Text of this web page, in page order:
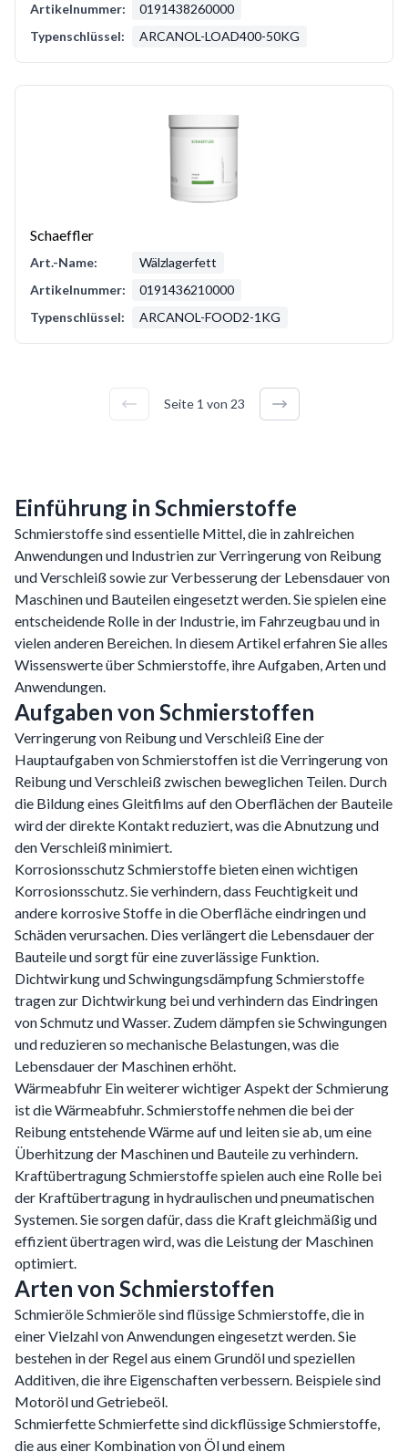
Artikelnummer:
0191438260000
Typenschlüssel:
ARCANOL-LOAD400-50KG
Schaeffler
Art.-Name:
Wälzlagerfett
Artikelnummer:
0191436210000
Typenschlüssel:
ARCANOL-FOOD2-1KG
Seite 1 von 23
Einführung in Schmierstoffe
Schmierstoffe sind essentielle Mittel, die in zahlreichen
Anwendungen und Industrien zur Verringerung von Reibung
und Verschleiß sowie zur Verbesserung der Lebensdauer von
Maschinen und Bauteilen eingesetzt werden. Sie spielen eine
entscheidende Rolle in der Industrie, im Fahrzeugbau und in
vielen anderen Bereichen. In diesem Artikel erfahren Sie alles
Wissenswerte über Schmierstoffe, ihre Aufgaben, Arten und
Anwendungen.
Aufgaben von Schmierstoffen
Verringerung von Reibung und Verschleiß Eine der
Hauptaufgaben von Schmierstoffen ist die Verringerung von
Reibung und Verschleiß zwischen beweglichen Teilen. Durch
die Bildung eines Gleitfilms auf den Oberflächen der Bauteile
wird der direkte Kontakt reduziert, was die Abnutzung und
den Verschleiß minimiert.
Korrosionsschutz Schmierstoffe bieten einen wichtigen
Korrosionsschutz. Sie verhindern, dass Feuchtigkeit und
andere korrosive Stoffe in die Oberfläche eindringen und
Schäden verursachen. Dies verlängert die Lebensdauer der
Bauteile und sorgt für eine zuverlässige Funktion.
Dichtwirkung und Schwingungsdämpfung Schmierstoffe
tragen zur Dichtwirkung bei und verhindern das Eindringen
von Schmutz und Wasser. Zudem dämpfen sie Schwingungen
und reduzieren so mechanische Belastungen, was die
Lebensdauer der Maschinen erhöht.
Wärmeabfuhr Ein weiterer wichtiger Aspekt der Schmierung
ist die Wärmeabfuhr. Schmierstoffe nehmen die bei der
Reibung entstehende Wärme auf und leiten sie ab, um eine
Überhitzung der Maschinen und Bauteile zu verhindern.
Kraftübertragung Schmierstoffe spielen auch eine Rolle bei
der Kraftübertragung in hydraulischen und pneumatischen
Systemen. Sie sorgen dafür, dass die Kraft gleichmäßig und
effizient übertragen wird, was die Leistung der Maschinen
optimiert.
Arten von Schmierstoffen
Schmieröle Schmieröle sind flüssige Schmierstoffe, die in
einer Vielzahl von Anwendungen eingesetzt werden. Sie
bestehen in der Regel aus einem Grundöl und speziellen
Additiven, die ihre Eigenschaften verbessern. Beispiele sind
Motoröl und Getriebeöl.
Schmierfette Schmierfette sind dickflüssige Schmierstoffe,
die aus einer Kombination von Öl und einem